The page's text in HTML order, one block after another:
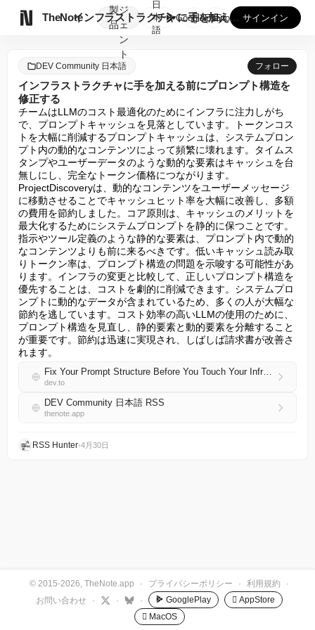
TheNote
製
品
ジ
ェ
ン
ト
インフラストラクチャに手を加える前にプロンプト構造を修正する
日
本
語
GooglePlay
AppStore サインイン
DEV Community 日本語 フォロー
インフラストラクチャに手を加える前にプロンプト構造を
修正する
チームはLLMのコスト最適化のためにインフラに注力しがち
で、プロンプトキャッシュを見落としています。トークンコス
トを大幅に削減するプロンプトキャッシュは、システムプロン
プト内の動的なコンテンツによって頻繁に壊れます。タイムス
タンプやユーザーデータのような動的な要素はキャッシュを台
無しにし、完全なトークン価格につながります。
ProjectDiscoveryは、動的なコンテンツをユーザーメッセージ
に移動させることでキャッシュヒット率を大幅に改善し、多額
の費用を節約しました。コア原則は、キャッシュのメリットを
最大化するためにシステムプロンプトを静的に保つことです。
指示やツール定義のような静的な要素は、プロンプト内で動的
なコンテンツよりも前に来るべきです。低いキャッシュ読み取
りトークン率は、プロンプト構造の問題を示唆する可能性があ
ります。インフラの変更と比較して、正しいプロンプト構造を
優先することは、コストを劇的に削減できます。システムプロ
ンプトに動的なデータが含まれているため、多くの人が大幅な
節約を逃しています。コスト効率の高いLLMの使用のために、
プロンプト構造を見直し、静的要素と動的要素を分離すること
が重要です。節約は迅速に実現され、しばしば請求書が改善さ
れます。
Fix Your Prompt Structure Before You Touch Your Infrastructure
dev.to
DEV Community 日本語 RSS
thenote.app
RSS Hunter•4月30日
© 2015-2026, TheNote.app · プライバシーポリシー · 利用規約
·
お問い合わせ
· · · GooglePlay
 AppStore
 MacOS